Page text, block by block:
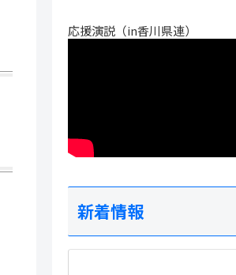
応援演説（in香川県連）
新着情報